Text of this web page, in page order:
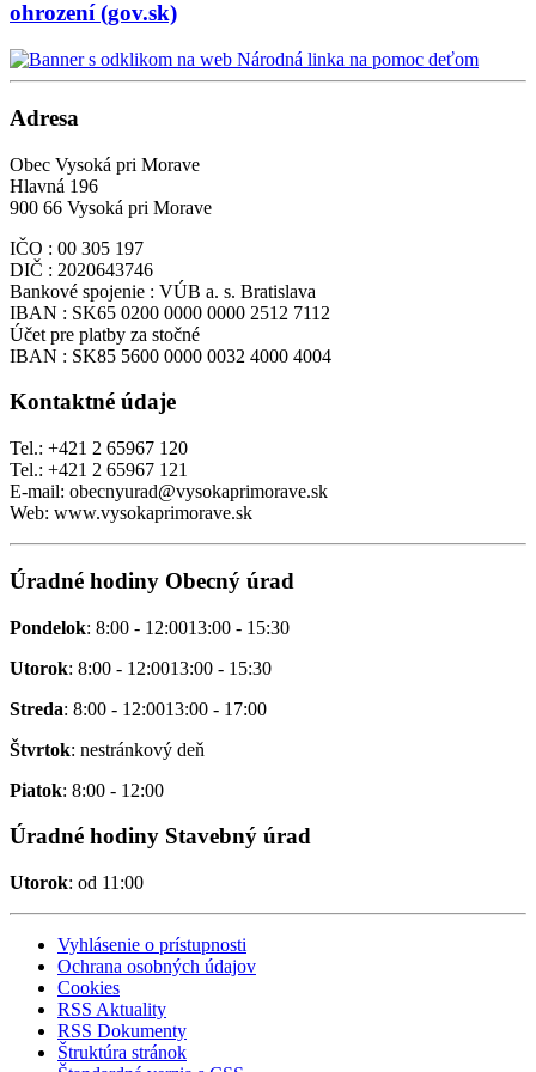
ohrození (gov.sk)
Adresa
Obec Vysoká pri Morave
Hlavná 196
900 66 Vysoká pri Morave
IČO : 00 305 197
DIČ : 2020643746
Bankové spojenie : VÚB a. s. Bratislava
IBAN : SK65 0200 0000 0000 2512 7112
Účet pre platby za stočné
IBAN : SK85 5600 0000 0032 4000 4004
Kontaktné údaje
Tel.: +421 2 65967 120
Tel.: +421 2 65967 121
E-mail: obecnyurad@vysokaprimorave.sk
Web: www.vysokaprimorave.sk
Úradné hodiny Obecný úrad
Pondelok: 8:00 - 12:0013:00 - 15:30
Utorok: 8:00 - 12:0013:00 - 15:30
Streda: 8:00 - 12:0013:00 - 17:00
Štvrtok: nestránkový deň
Piatok: 8:00 - 12:00
Úradné hodiny Stavebný úrad
Utorok: od 11:00
Vyhlásenie o prístupnosti
Ochrana osobných údajov
Cookies
RSS Aktuality
RSS Dokumenty
Štruktúra stránok